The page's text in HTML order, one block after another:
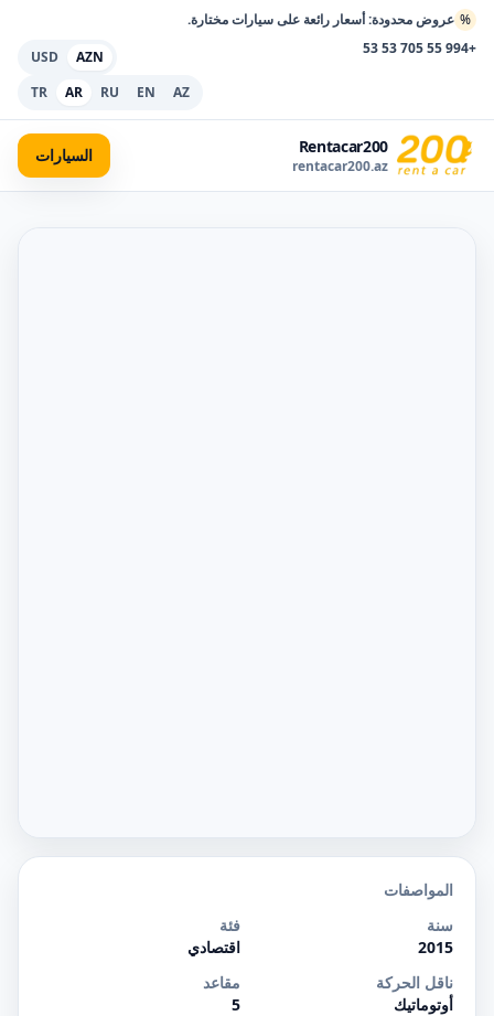
% عروض محدودة: أسعار رائعة على سيارات مختارة.
+994 55 705 53 53
AZN
USD
AZ
EN
RU
AR
TR
Rentacar200
rentacar200.az
السيارات
المواصفات
سنة
2015
فئة
اقتصادي
ناقل الحركة
أوتوماتيك
مقاعد
5